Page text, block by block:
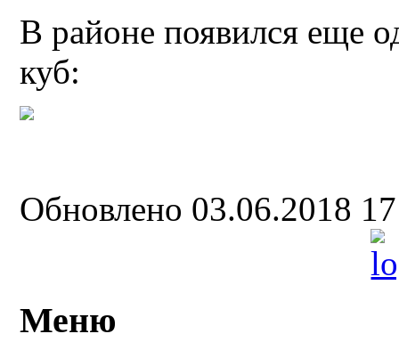
В районе появился еще
куб:
Обновлено 03.06.2018
Меню